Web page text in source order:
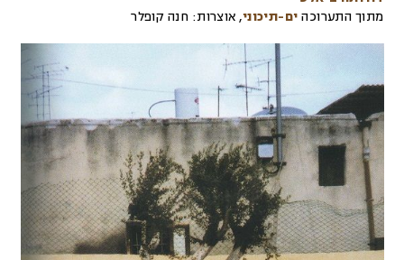
מתוך התערוכה ים-תיכוני, אוצרות: חנה קופלר